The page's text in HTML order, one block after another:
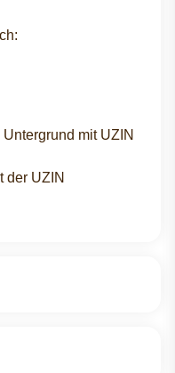
mit UZIN
der UZIN